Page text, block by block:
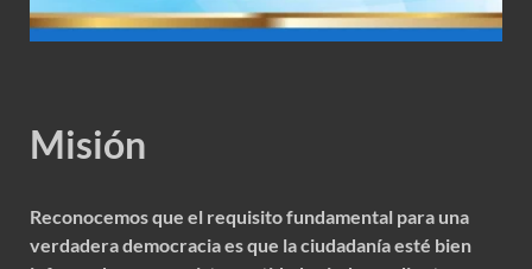
Misión
Reconocemos que el requisito fundamental para una
verdadera democracia es que la ciudadanía esté bien